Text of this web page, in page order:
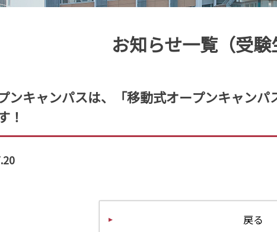
お知らせ一覧（受
ンキャンパスは、「移動式オープンキャン
！
戻る